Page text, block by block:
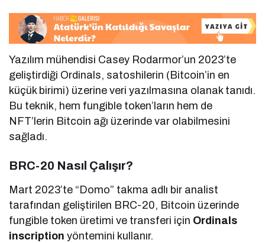
Yazılım mühendisi Casey Rodarmor’un 2023’te
geliştirdiği Ordinals, satoshilerin (Bitcoin’in en
küçük birimi) üzerine veri yazılmasına olanak tanıdı.
Bu teknik, hem fungible token’ların hem de
NFT’lerin Bitcoin ağı üzerinde var olabilmesini
sağladı.
BRC-20 Nasıl Çalışır?
Mart 2023’te “Domo” takma adlı bir analist
tarafından geliştirilen BRC-20, Bitcoin üzerinde
fungible token üretimi ve transferi için Ordinals
inscription yöntemini kullanır.